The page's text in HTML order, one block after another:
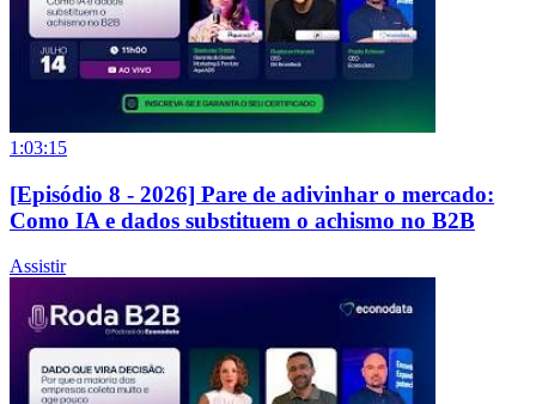
1:03:15
[Episódio 8 - 2026] Pare de adivinhar o mercado:
Como IA e dados substituem o achismo no B2B
Assistir